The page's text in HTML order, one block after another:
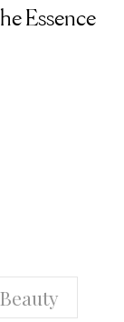
Essence
Beauty